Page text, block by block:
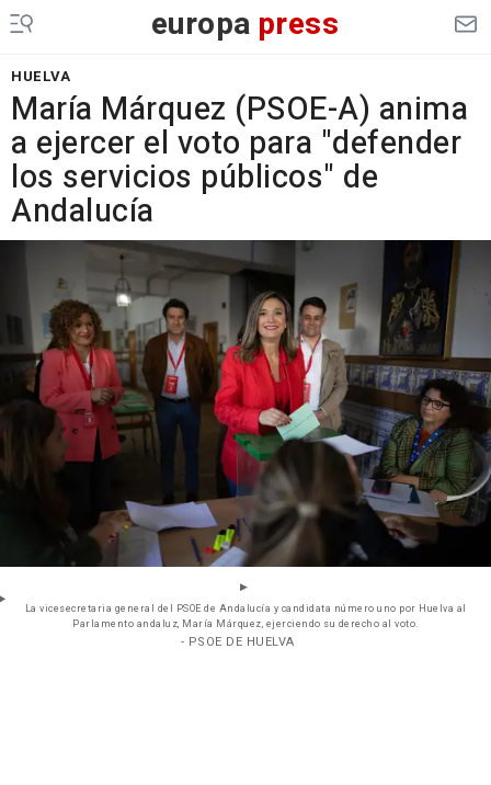
europa press
HUELVA
María Márquez (PSOE-A) anima
a ejercer el voto para "defender
los servicios públicos" de
Andalucía
La vicesecretaria general del PSOE de Andalucía y candidata número uno por Huelva al
Parlamento andaluz, María Márquez, ejerciendo su derecho al voto.
- PSOE DE HUELVA